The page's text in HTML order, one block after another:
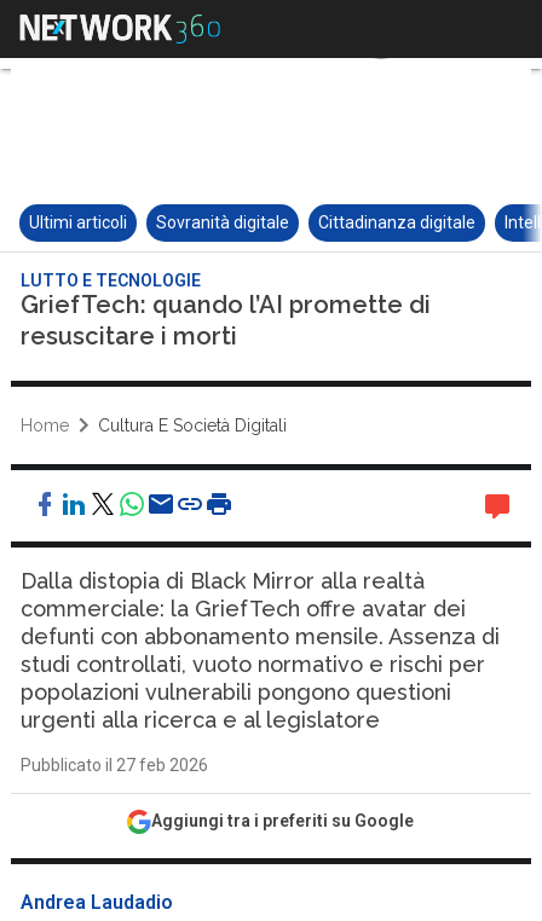
Ultimi articoli Sovranità digitale Cittadinanza digitale
LUTTO E TECNOLOGIE
GriefTech: quando l’AI promette di
resuscitare i morti
Home Cultura E Società Digitali
Dalla distopia di Black Mirror alla realtà
commerciale: la GriefTech offre avatar dei
defunti con abbonamento mensile. Assenza di
studi controllati, vuoto normativo e rischi per
popolazioni vulnerabili pongono questioni
urgenti alla ricerca e al legislatore
Pubblicato il 27 feb 2026
Aggiungi tra i preferiti su Google
Andrea Laudadio